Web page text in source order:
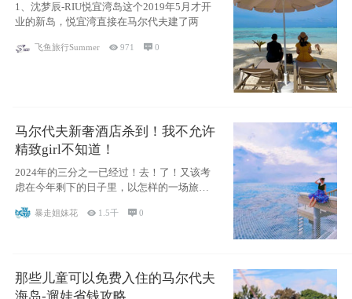
1、沈梦辰-RIU悦宜湾岛这个2019年5月才开
业的新岛，悦宜湾直接在马尔代夫建了两
飞鱼旅行Summer 971 0
马尔代夫新奢酒店杀到！我不允许
精致girl不知道！
2024年的三分之一已经过！去！了！又该考
虑在今年剩下的日子里，以怎样的一场旅行
暴走姐妹花  1.5千 0
那些儿童可以免费入住的马尔代夫